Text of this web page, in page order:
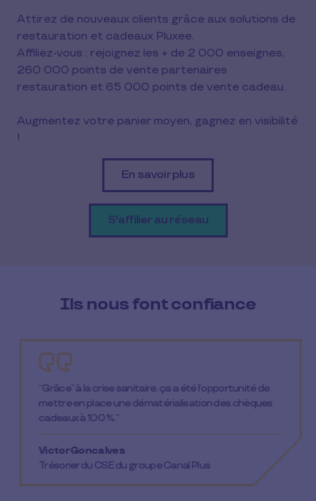
Attirez de nouveaux clients grâce aux solutions de
restauration et cadeaux Pluxee.
Affiliez-vous : rejoignez les + de 2 000 enseignes,
260 000 points de vente partenaires
restauration et 65 000 points de vente cadeau.
Augmentez votre panier moyen, gagnez en visibilité
!
En savoir plus
S'affilier au réseau
Ils nous font confiance
“Grâce” à la crise sanitaire, ça a été l’opportunité de
mettre en place une dématérialisation des chèques
cadeaux à 100 %.”
Victor Goncalves
Trésorier du CSE du groupe Canal Plus